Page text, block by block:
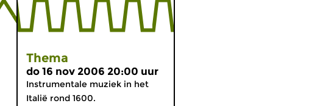
Thema
do 16 nov 2006 20:00 uur
Instrumentale muziek in het
Italië rond 1600.